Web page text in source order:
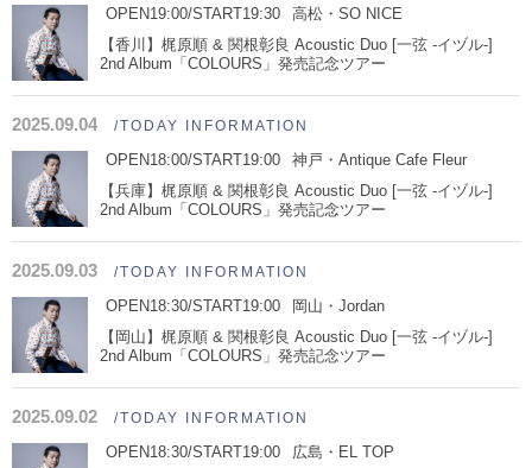
OPEN19:00/START19:30
高松・SO NICE
【香川】梶原順 & 関根彰良 Acoustic Duo [一弦 -イヅル-]
2nd Album「COLOURS」発売記念ツアー
2025.09.04 /TODAY INFORMATION
OPEN18:00/START19:00
神戸・Antique Cafe Fleur
【兵庫】梶原順 & 関根彰良 Acoustic Duo [一弦 -イヅル-]
2nd Album「COLOURS」発売記念ツアー
2025.09.03 /TODAY INFORMATION
OPEN18:30/START19:00
岡山・Jordan
【岡山】梶原順 & 関根彰良 Acoustic Duo [一弦 -イヅル-]
2nd Album「COLOURS」発売記念ツアー
2025.09.02 /TODAY INFORMATION
OPEN18:30/START19:00
広島・EL TOP